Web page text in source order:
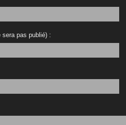
sera pas publié) :